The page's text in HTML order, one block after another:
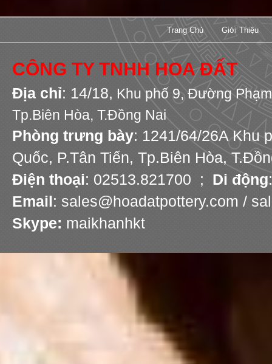
Trang Chủ Giới Thiệu
CÔNG TY TNHH HOA ĐẤT
Địa chỉ: 14/18, Khu phố 9,Đường Phạm
Tp.Biên Hòa, T.Đồng Nai
Phòng trưng bày: 1241/64/26A Khu
Quốc, P.Tân Tiến, Tp.Biên Hòa,
Điện thoại: 02513.821700 ; Di động
Email : sales@hoadatpottery.com /
Skype: maikhanhkt